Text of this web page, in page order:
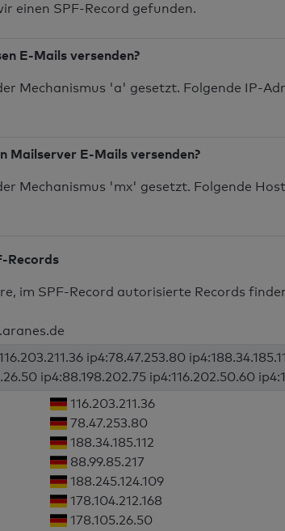
einen SPF-Record gefunden.
E-Mails versenden?
Mechanismus 'a' gesetzt. Folgende IP-
Mailserver E-Mails versenden?
Mechanismus 'mx' gesetzt. Folgende
Records
im SPF-Record autorisierte Records
ip4:78.47.253.80
ip4:88.198.202.75 ip4:116.202.50.60
116.203.211.36
78.47.253.80
188.34.185.112
88.99.85.217
188.245.124.109
178.104.212.168
178.105.26.50